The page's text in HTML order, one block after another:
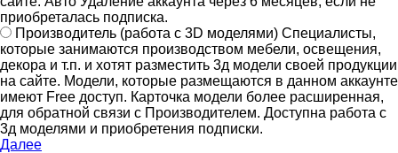
приобреталась подписка.
Производитель (работа с 3D моделями) Специалисты,
которые занимаются производством мебели, освещения,
декора и т.п. и хотят разместить 3д модели своей продукции
на сайте. Модели, которые размещаются в данном аккаунте
имеют Free доступ. Карточка модели более расширенная,
для обратной связи с Производителем. Доступна работа с
3д моделями и приобретения подписки.
Далее